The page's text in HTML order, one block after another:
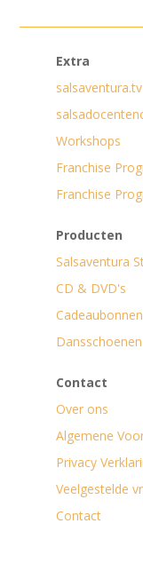
Extra
salsaventura.tv
Workshops
Franchise
Franchise
Producten
Salsaventura
CD & DVD's
Cadeaubonnen
Dansschoenen
Contact
Over ons
Algemene
Privacy
Veelgestelde
Contact